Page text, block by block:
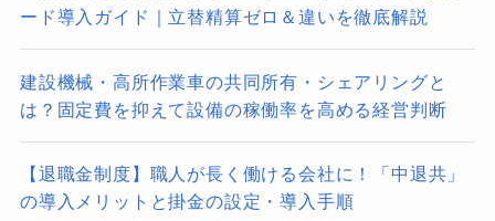
ード導入ガイド｜立替精算ゼロ＆違いを徹底解説
建設機械・高所作業車の共同所有・シェアリングと
は？固定費を抑えて設備の稼働率を高める経営判断
【退職金制度】職人が長く働ける会社に！「中退共」
の導入メリットと掛金の設定・導入手順